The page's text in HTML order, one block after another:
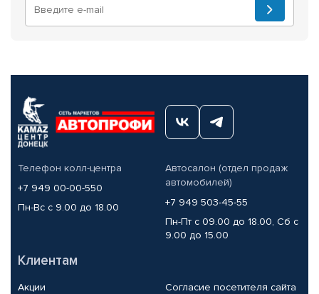
Телефон колл-центра
+7 949 00-00-550
Пн-Вс с 9.00 до 18.00
Автосалон (отдел продаж
автомобилей)
+7 949 503-45-55
Пн-Пт с 09.00 до 18.00, Сб с
9.00 до 15.00
Клиентам
Акции
Согласие посетителя сайта